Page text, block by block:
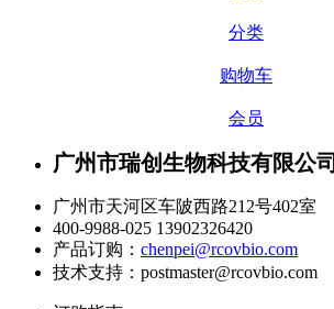
分类
购物车
会员
广州市瑞创生物科技有限公司
广州市天河区车陂西路212号402室
400-9988-025 13902326420
产品订购： chenpei@rcovbio.com
技术支持：postmaster@rcovbio.com